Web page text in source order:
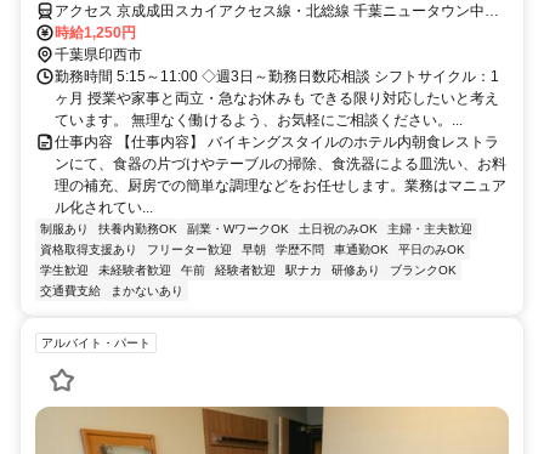
アクセス 京成成田スカイアクセス線・北総線 千葉ニュータウン中央
徒歩約4分
時給1,250円
千葉県印西市
勤務時間 5:15～11:00 ◇週3日～勤務日数応相談 シフトサイクル：1
ヶ月 授業や家事と両立・急なお休みも できる限り対応したいと考え
ています。 無理なく働けるよう、お気軽にご相談ください。...
仕事内容 【仕事内容】 バイキングスタイルのホテル内朝食レストラ
ンにて、食器の片づけやテーブルの掃除、食洗器による皿洗い、お料
理の補充、厨房での簡単な調理などをお任せします。業務はマニュア
ル化されてい...
制服あり 扶養内勤務OK 副業・WワークOK 土日祝のみOK
主婦・主夫歓迎
資格取得支援あり
フリーター歓迎 早朝 学歴不問 車通勤OK
平日のみOK
学生歓迎
未経験者歓迎 午前 経験者歓迎 駅ナカ 研修あり
ブランクOK
交通費支給
まかないあり
アルバイト・パート